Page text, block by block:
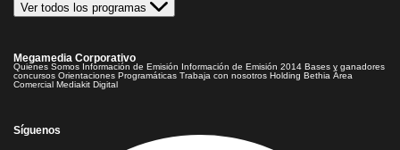
Ver todos los programas
Megamedia Corporativo
Quienes Somos Información de Emisión Información de Emisión 2014 Bases y ganadores
concursos Orientaciones Programáticas Trabaja con nosotros Holding Bethia Área
Comercial Mediakit Digital
Síguenos